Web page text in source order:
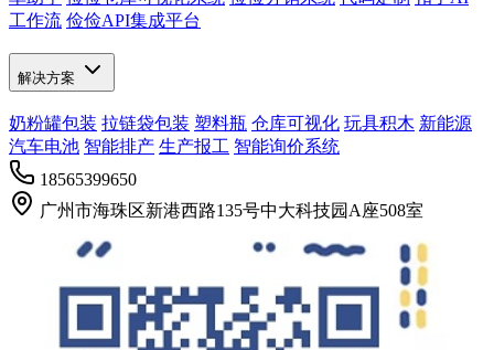
工作流 俭俭API集成平台
解决方案
奶粉罐包装 拉链袋包装 塑料瓶 仓库可视化 玩具积木 新能源
汽车电池 智能排产 生产报工 智能询价系统
18565399650
广州市海珠区新港西路135号中大科技园A座508室